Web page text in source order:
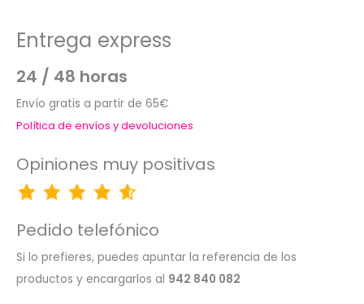
Entrega express
24 / 48 horas
Envío gratis a partir de 65€
Política de envíos y devoluciones
Opiniones muy positivas
Pedido telefónico
Si lo prefieres, puedes apuntar la referencia de los
productos y encargarlos al 942 840 082